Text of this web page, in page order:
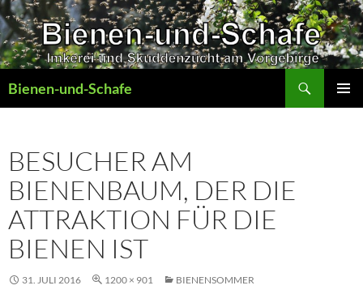
Zum
Inhalt
springen
Bienen-und-Schafe
BESUCHER AM
BIENENBAUM, DER DIE
ATTRAKTION FÜR DIE
BIENEN IST
31. JULI 2016 1200 × 901 BIENENSOMMER